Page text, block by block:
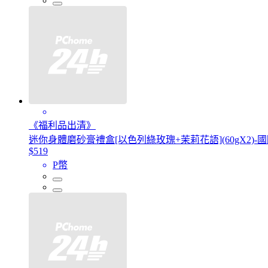
《福利品出清》
迷你身體磨砂膏禮盒[以色列綠玫瑰+茉莉花語](60gX2)-
$519
P幣